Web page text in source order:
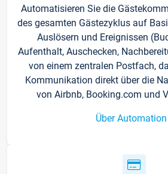
Automatisieren Sie die
des gesamten Gästezyklus auf
Auslösern und Ereignissen
Aufenthalt, Auschecken,
von einem zentralen Postfach,
Kommunikation direkt über die
von Airbnb, Booking.com und
Über Automation